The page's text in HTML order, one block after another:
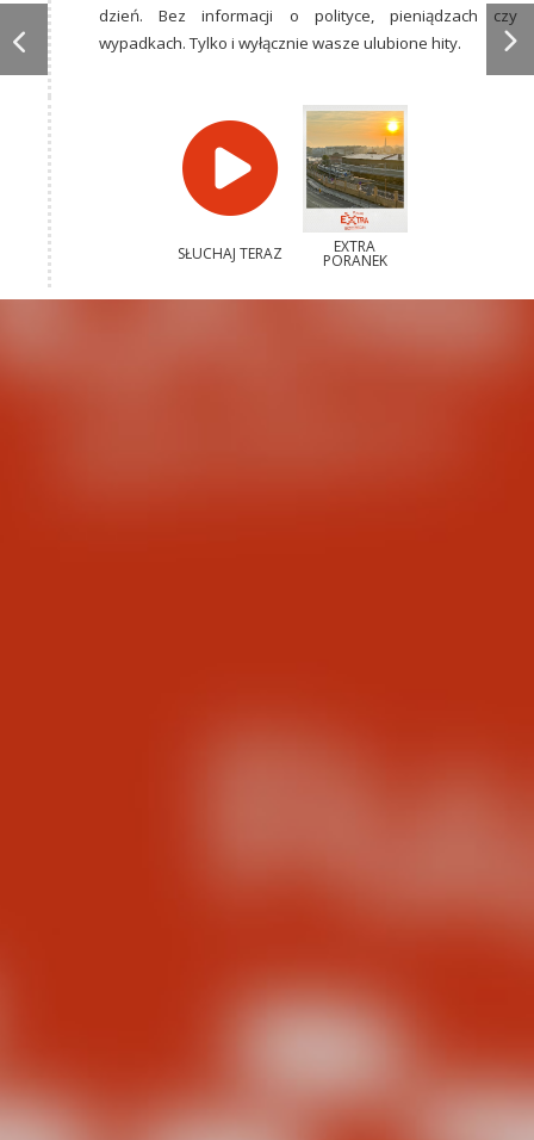
dzień. Bez informacji o polityce, pieniądzach czy
wypadkach. Tylko i wyłącznie wasze ulubione hity.
SŁUCHAJ TERAZ EXTRA
PORANEK